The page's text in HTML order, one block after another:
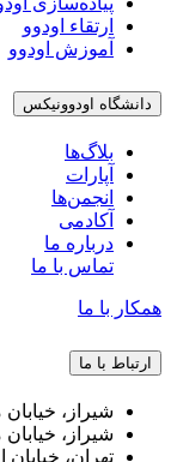
ارتقاء اودوو
آموزش اودوو
دانشگاه اودوونیکس
بلاگ‌ها
آپارات
انجمن‌ها
آکادمی
درباره ما
تماس با ما
همکار با ما
ارتباط با ما
شیراز،
شیراز،
تهران،